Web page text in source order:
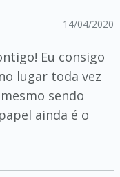
14/04/2020
Eu consigo
lugar toda vez
sendo
ainda é o